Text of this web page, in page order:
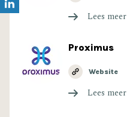
Lees meer
Proximus
Website
Lees meer